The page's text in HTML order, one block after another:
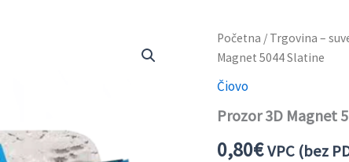
Početna / Trgovina –
Magnet 5044 Slatine
Čiovo
Prozor 3D Magnet
0,80€VPC (bez
Prozor
3D
Magnet
5044
količina